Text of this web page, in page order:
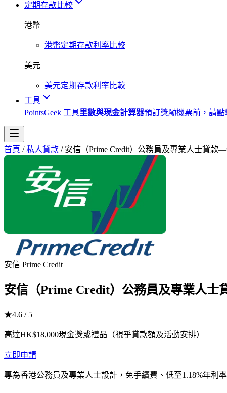
定期存款比較
港幣
港幣定期存款利率比較
美元
美元定期存款利率比較
工具
PointsGeek 工具里數與現金計算器預訂獎勵機票前，請
首頁 /私人貸款 / 安信（Prime Credit）公務員及專業人士貸款
安信 Prime Credit
安信（Prime Credit）公務員及專業人士
★4.6 / 5
高達HK$18,000現金獎或禮品（視乎貸款額及活動安排）
立即申請
專為香港公務員及專業人士設計，免手續費、低至1.18%年利